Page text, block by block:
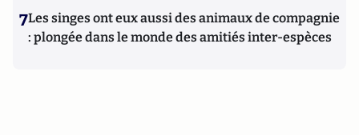
7Les singes ont eux aussi des animaux de compagnie
: plongée dans le monde des amitiés inter-espèces